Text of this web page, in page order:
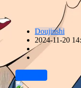
Doujinshi
2024-11-20